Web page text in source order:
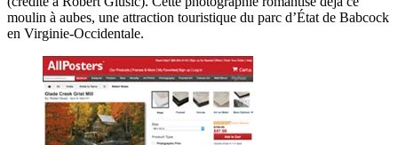
moulin à aubes, une attraction touristique du parc d’État de Babcock
en Virginie-Occidentale.